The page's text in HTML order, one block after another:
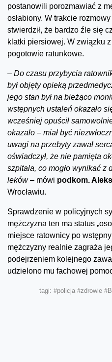
postanowili porozmawiać z
osłabiony. W trakcie
stwierdził, że bardzo źle się
klatki piersiowej. W związku
pogotowie ratunkowe.
– Do czasu przybycia
był objęty opieką
jego stan był na bieżąco
wstępnych ustaleń okazało
wcześniej opuścił
okazało – miał być
uwagi na przebyty zawał
oświadczył, że nie pamięta
szpitala, co mogło wynikać z
leków – mówi podkom.
Wrocławiu.
Sprawdzenie w policyjnych
mężczyzna ten ma status
miejsce ratownicy po
mężczyzny realnie zagraża
podejrzeniem kolejnego
udzielono mu fachowej
tagi: #policja #zdrowie